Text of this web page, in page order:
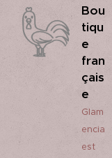
Bou
tiqu
e
fran
çais
e
Glam
encia
est